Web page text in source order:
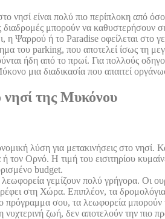
είναι πολύ πιο περίπλοκη από όσο
μπορούν να καθυστερήσουν
Ψαρρού ή το Paradise οφείλεται στο
του parking, που αποτελεί ίσως τη
ήδη από το πρωί. Για πολλούς
μια διαδικασία που απαιτεί
νησί της Μυκόνου
λύση για μετακινήσεις στο
τον Ορνό. Η τιμή του εισιτηρίου
budget.
γεμίζουν πολύ γρήγορα. Οι
στη Χώρα. Επιπλέον, τα
πρόγραμμα σου, τα λεωφορεία
ζωή, δεν αποτελούν την πιο